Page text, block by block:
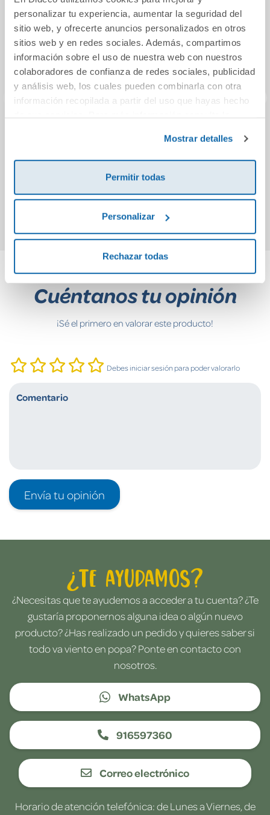
personalizar tu experiencia, aumentar la seguridad del
sitio web, y ofrecerte anuncios personalizados en otros
sitios web y en redes sociales. Además, compartimos
información sobre el uso de nuestra web con nuestros
colaboradores de confianza de redes sociales, publicidad
y análisis web, los cuales pueden combinarla con otra
información recopilada a partir del uso que hayas hecho
Mostrar detalles
Permitir todas
Personalizar
Rechazar todas
Comprar
Edición catalán:
Avivament Fans
10-11
8,50€
Comprar
Cuéntanos tu opinión
¡Sé el primero en valorar este producto!
Debes iniciar sesión para poder valorarlo
Envía tu opinión
¿Te ayudamos?
¿Necesitas que te ayudemos a acceder a tu cuenta? ¿Te
gustaría proponernos alguna idea o algún nuevo
producto? ¿Has realizado un pedido y quieres saber si
todo va viento en popa? Ponte en contacto con
nosotros.
WhatsApp
916597360
Correo electrónico
Horario de atención telefónica: de Lunes a Viernes, de